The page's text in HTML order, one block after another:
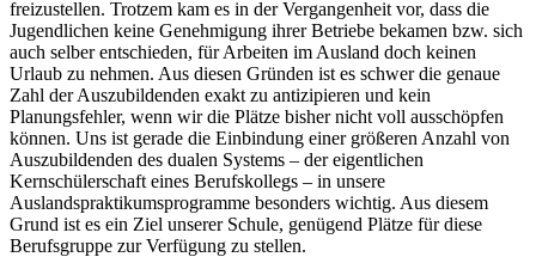
freizustellen. Trotzem kam es in der Vergangenheit vor, dass die
Jugendlichen keine Genehmigung ihrer Betriebe bekamen bzw. sich
auch selber entschieden, für Arbeiten im Ausland doch keinen
Urlaub zu nehmen. Aus diesen Gründen ist es schwer die genaue
Zahl der Auszubildenden exakt zu antizipieren und kein
Planungsfehler, wenn wir die Plätze bisher nicht voll ausschöpfen
können. Uns ist gerade die Einbindung einer größeren Anzahl von
Auszubildenden des dualen Systems – der eigentlichen
Kernschülerschaft eines Berufskollegs – in unsere
Auslandspraktikumsprogramme besonders wichtig. Aus diesem
Grund ist es ein Ziel unserer Schule, genügend Plätze für diese
Berufsgruppe zur Verfügung zu stellen.